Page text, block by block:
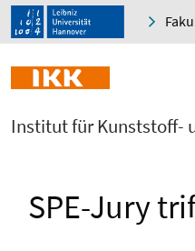
Institut für Kunststoff-
SPE-Jury